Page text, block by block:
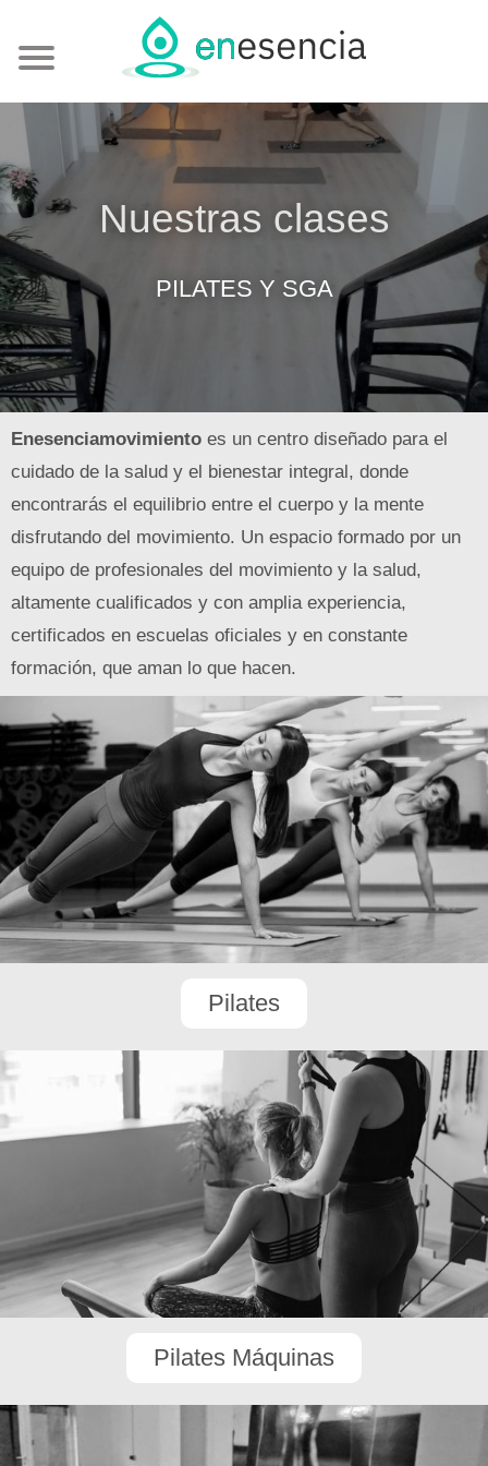
Nuestras clases
PILATES Y SGA
Enesenciamovimiento es un centro diseñado para el
cuidado de la salud y el bienestar integral, donde
encontrarás el equilibrio entre el cuerpo y la mente
disfrutando del movimiento. Un espacio formado por un
equipo de profesionales del movimiento y la salud,
altamente cualificados y con amplia experiencia,
certificados en escuelas oficiales y en constante
formación, que aman lo que hacen.
Pilates
Pilates Máquinas